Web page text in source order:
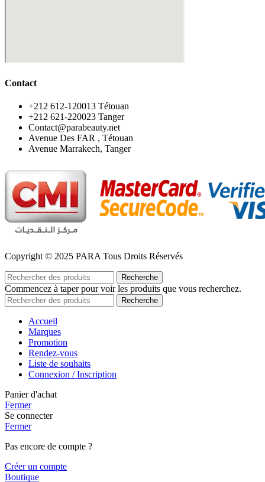
Contact
‪+212 612-120013 Tétouan
‪+212 621-220023 Tanger
Contact@parabeauty.net
Avenue Des FAR , Tétouan
Avenue Marrakech, Tanger
Copyright © 2025 PARA Tous Droits Réservés
Recherche
Commencez à taper pour voir les produits que vous recherchez.
Recherche
Accueil
Marques
Promotion
Rendez-vous
Liste de souhaits
Connexion / Inscription
Panier d'achat
Fermer
Se connecter
Fermer
Pas encore de compte ?
Créer un compte
Boutique